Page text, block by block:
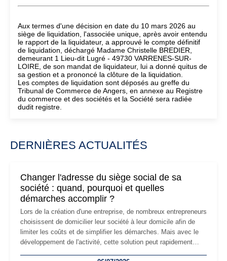
Aux termes d'une décision en date du 10 mars 2026 au
siège de liquidation, l'associée unique, après avoir entendu
le rapport de la liquidateur, a approuvé le compte définitif
de liquidation, déchargé Madame Christelle BREDIER,
demeurant 1 Lieu-dit Lugré - 49730 VARRENES-SUR-
LOIRE, de son mandat de liquidateur, lui a donné quitus de
sa gestion et a prononcé la clôture de la liquidation.
Les comptes de liquidation sont déposés au greffe du
Tribunal de Commerce de Angers, en annexe au Registre
du commerce et des sociétés et la Société sera radiée
dudit registre.
DERNIÈRES ACTUALITÉS
Changer l'adresse du siège social de sa
société : quand, pourquoi et quelles
démarches accomplir ?
Lors de la création d'une entreprise, de nombreux entrepreneurs
choisissent de domicilier leur société à leur domicile afin de
limiter les coûts et de simplifier les démarches. Mais avec le
développement de l'activité, cette solution peut rapidement